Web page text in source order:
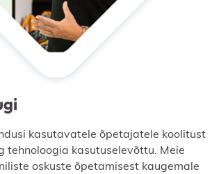
kasutavatele õpetajatele koolitust
tehnoloogia kasutuselevõttu. Meie
oskuste õpetamisest kaugemale